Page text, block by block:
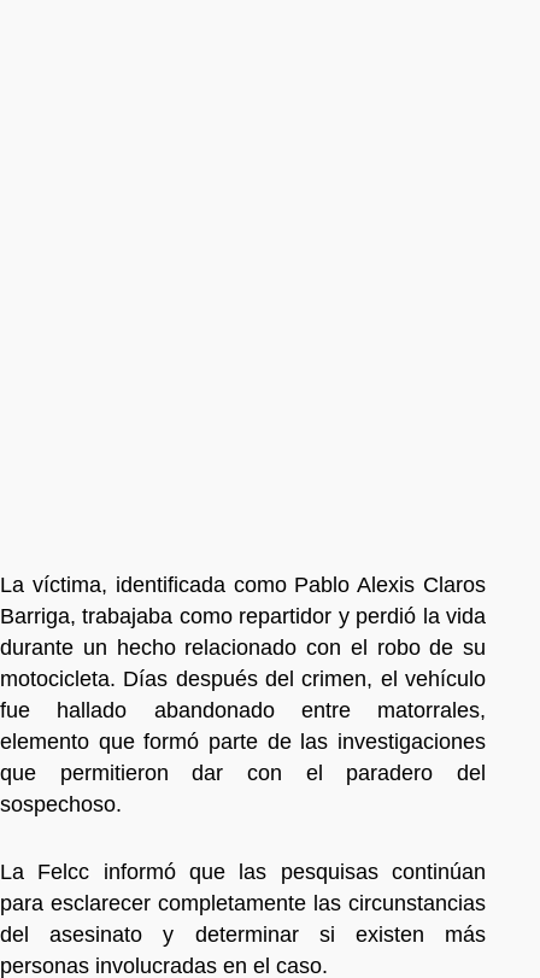
La víctima, identificada como Pablo Alexis Claros
Barriga, trabajaba como repartidor y perdió la vida
durante un hecho relacionado con el robo de su
motocicleta. Días después del crimen, el vehículo
fue hallado abandonado entre matorrales,
elemento que formó parte de las investigaciones
que permitieron dar con el paradero del
sospechoso.
La Felcc informó que las pesquisas continúan
para esclarecer completamente las circunstancias
del asesinato y determinar si existen más
personas involucradas en el caso.